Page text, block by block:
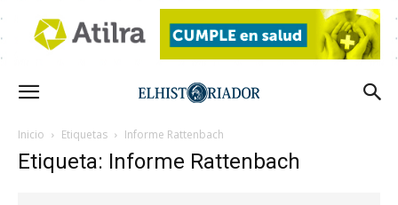
Inicio Etiquetas Informe Rattenbach
Etiqueta: Informe Rattenbach